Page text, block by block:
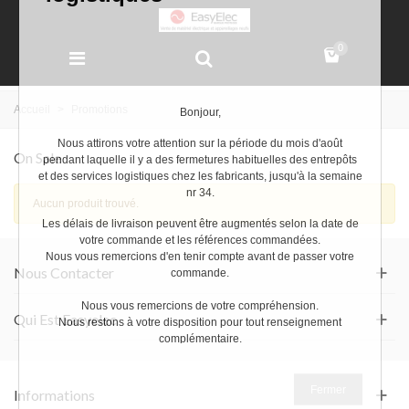
0
Accueil
On Sale
Aucun produit trouvé.
Nous Contacter
Qui Est Easyelec
Informations
Bonjour,
Nous attirons votre attention sur la période du mois d'août
pendant laquelle il y a des fermetures habituelles des entrepôts
et des services logistiques chez les fabricants, jusqu'à la semaine
nr 34.
Les délais de livraison peuvent être augmentés selon la date de
votre commande et les références commandées.
Nous vous remercions d'en tenir compte avant de passer votre
commande.
Nous vous remercions de votre compréhension.
Nous restons à votre disposition pour tout renseignement
complémentaire.